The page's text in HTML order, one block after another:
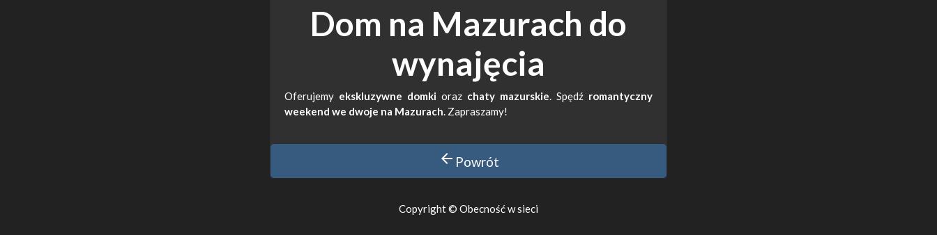
Dom na Mazurach do
wynajęcia
Oferujemy ekskluzywne domki oraz chaty mazurskie. Spędź romantyczny
weekend we dwoje na Mazurach. Zapraszamy!
arrow_back Powrót
Copyright © Obecność w sieci